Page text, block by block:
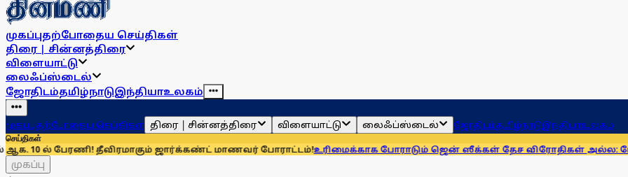
முகப்புதற்போதைய செய்திகள்
திரை | சின்னத்திரை
விளையாட்டு
லைஃப்ஸ்டைல்
ஜோதிடம்தமிழ்நாடுஇந்தியாஉலகம்
முகப்புதற்போதைய செய்திகள் திரை | சின்னத்திரை விளையாட்டு லைஃப்ஸ்டைல் ஜோதிடம்தமிழ்நாடுஇந்தியாஉலகம்
செய்திகள்
தீவிரமாகும் ஜார்க்கண்ட் மாணவர் போராட்டம்!உரிமைக்காக போராடும் ஜென் ஸீக்கள் தேச விரோதிகள் அல்ல: மோகன்
முகப்பு